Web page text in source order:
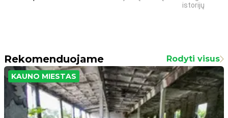
istorijų
Rekomenduojame Rodyti visus
KAUNO MIESTAS